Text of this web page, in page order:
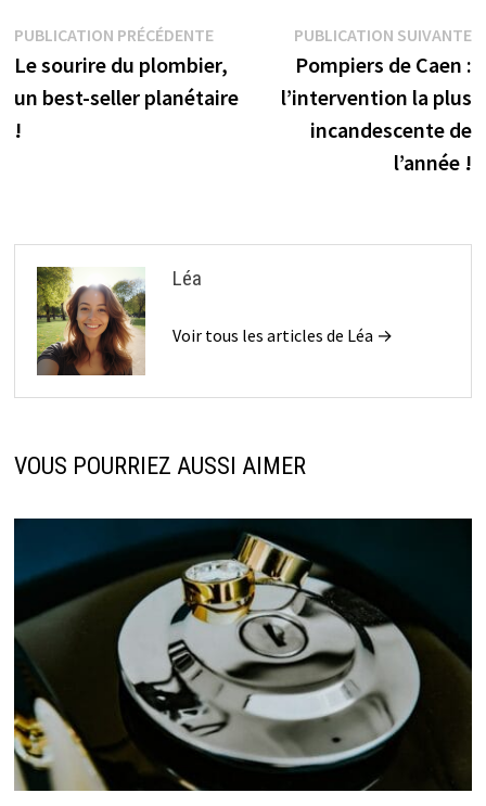
Navigation
de
l’article
PUBLICATION PRÉCÉDENTEPublication
précédente :
Le sourire du plombier,
un best-seller planétaire
!
PUBLICATION SUIVANTE
Pompiers de Caen :
l’intervention la plus
incandescente de
l’année !
Léa
Voir tous les articles de Léa →
VOUS POURRIEZ AUSSI AIMER